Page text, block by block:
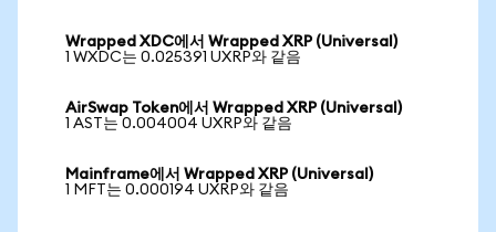
Wrapped XDC에서 Wrapped XRP (Universal)
1 WXDC는 0.025391 UXRP와 같음
AirSwap Token에서 Wrapped XRP (Universal)
1 AST는 0.004004 UXRP와 같음
Mainframe에서 Wrapped XRP (Universal)
1 MFT는 0.000194 UXRP와 같음